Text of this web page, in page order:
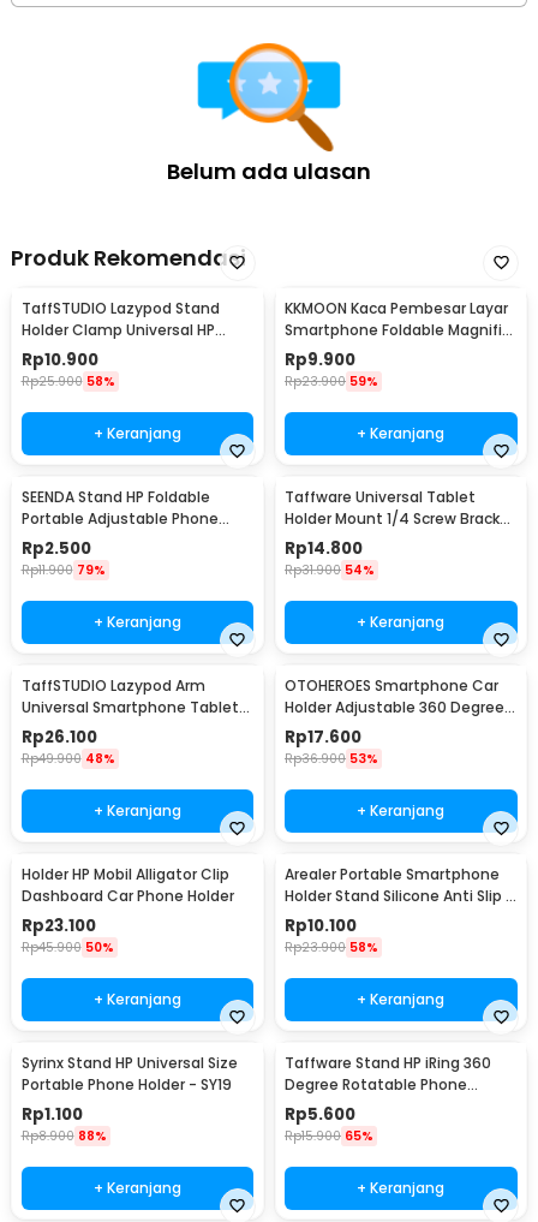
Belum ada ulasan
Produk Rekomendasi
TaffSTUDIO Lazypod Stand
Holder Clamp Universal HP
Tablet Monopod 57cm -
Tripod-8-1
Rp10.900
Rp25.900 58%
+ Keranjang
KKMOON Kaca Pembesar Layar
Smartphone Foldable Magnifier
Stand 5X - F1
Rp9.900
Rp23.900 59%
+ Keranjang
SEENDA Stand HP Foldable
Portable Adjustable Phone
Holder - S089
Rp2.500
Rp11.900 79%
+ Keranjang
Taffware Universal Tablet
Holder Mount 1/4 Screw Bracket
Tripod - VTM4
Rp14.800
Rp31.900 54%
+ Keranjang
TaffSTUDIO Lazypod Arm
Universal Smartphone Tablet
Holder Klip Clamp - A-138
Rp26.100
Rp49.900 48%
+ Keranjang
OTOHEROES Smartphone Car
Holder Adjustable 360 Degree
with Suction Cup - T003
Rp17.600
Rp36.900 53%
+ Keranjang
Holder HP Mobil Alligator Clip
Dashboard Car Phone Holder
Rp23.100
Rp45.900 50%
+ Keranjang
Arealer Portable Smartphone
Holder Stand Silicone Anti Slip -
PA456
Rp10.100
Rp23.900 58%
+ Keranjang
Syrinx Stand HP Universal Size
Portable Phone Holder - SY19
Rp1.100
Rp8.900 88%
+ Keranjang
Taffware Stand HP iRing 360
Degree Rotatable Phone
Holder - R20
Rp5.600
Rp15.900 65%
+ Keranjang